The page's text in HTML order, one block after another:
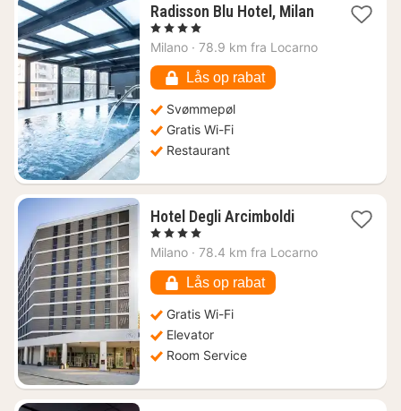
Radisson Blu Hotel, Milan1
fra
, 4 Stjerner
Milano · 78.9 km fra Locarno
Lås op rabat
Svømmepøl
Gratis Wi-Fi
Restaurant
Hotel Degli Arcimboldi1
fra
, 4 Stjerner
Milano · 78.4 km fra Locarno
Lås op rabat
Gratis Wi-Fi
Elevator
Room Service